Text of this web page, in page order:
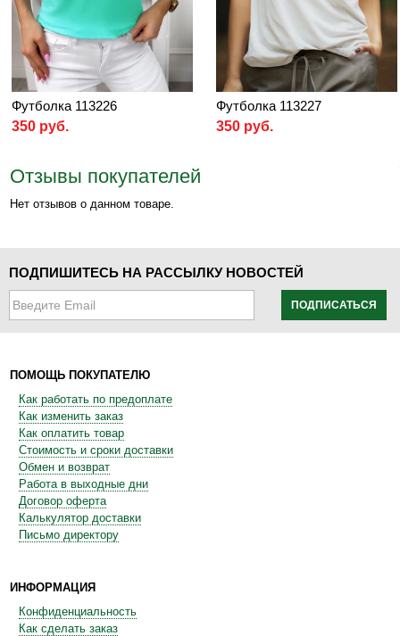
Футболка 113226
350 руб.
Футболка 113227
350 руб.
Отзывы покупателей
Нет отзывов о данном товаре.
ПОДПИШИТЕСЬ НА РАССЫЛКУ НОВОСТЕЙ
ПОДПИСАТЬСЯ
ПОМОЩЬ ПОКУПАТЕЛЮ
Как работать по предоплате
Как изменить заказ
Как оплатить товар
Стоимость и сроки доставки
Обмен и возврат
Работа в выходные дни
Договор оферта
Калькулятор доставки
Письмо директору
ИНФОРМАЦИЯ
Конфиденциальность
Как сделать заказ